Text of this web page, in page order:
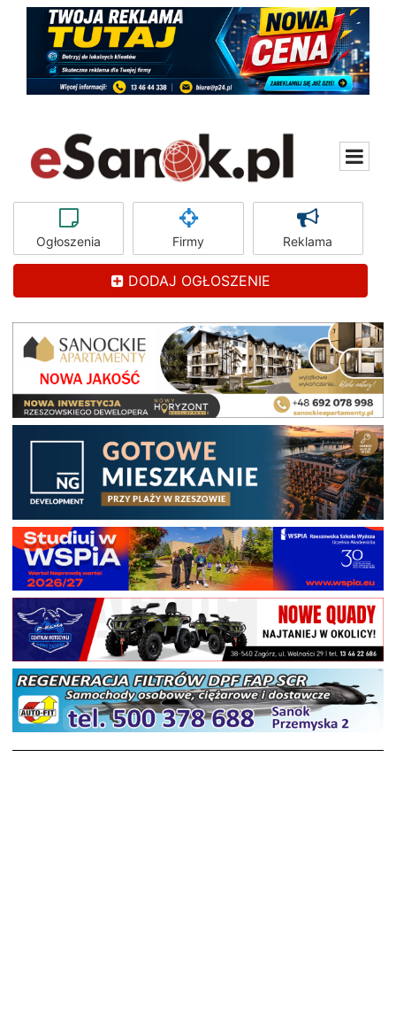
Ogłoszenia Firmy Reklama
DODAJ OGŁOSZENIE